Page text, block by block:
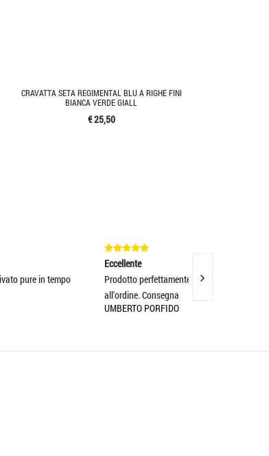
CRAVATTA SETA REGIMENTAL BLU A RIGHE FINI
BIANCA VERDE GIALL
€ 25,50
Prodotto perfettamente rispondente
Venditore